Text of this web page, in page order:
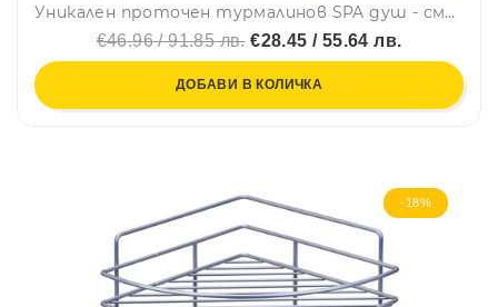
Уникален проточен турмалинов SPA душ - смесител - бойлер, САМОСТОЯЩ за плотове и мивки, BFO4
€46.96 / 91.85 лв.€28.45 / 55.64 лв.
ДОБАВИ В КОЛИЧКА
-18%